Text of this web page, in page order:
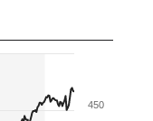
450